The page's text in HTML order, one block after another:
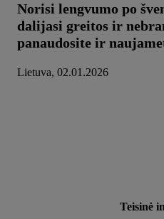
Norisi lengvumo po
dalijasi greitos ir
panaudosite ir
Lietuva, 02.01.2026
Teisinė